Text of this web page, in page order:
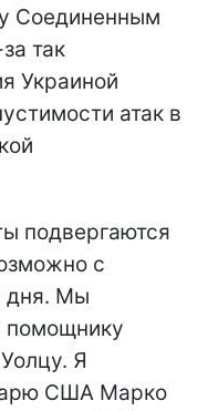
Соединенным
так
Украиной
атак в
подвергаются
с
дня. Мы
помощнику
Я
США Марко